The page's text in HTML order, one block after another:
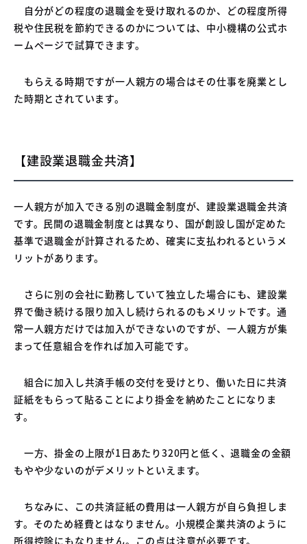
自分がどの程度の退職金を受け取れるのか、どの程度所得
税や住民税を節約できるのかについては、中小機構の公式ホ
ームページで試算できます。
もらえる時期ですが一人親方の場合はその仕事を廃業とし
た時期とされています。
【建設業退職金共済】
一人親方が加入できる別の退職金制度が、建設業退職金共済
です。民間の退職金制度とは異なり、国が創設し国が定めた
基準で退職金が計算されるため、確実に支払われるというメ
リットがあります。
さらに別の会社に勤務していて独立した場合にも、建設業
界で働き続ける限り加入し続けられるのもメリットです。通
常一人親方だけでは加入ができないのですが、一人親方が集
まって任意組合を作れば加入可能です。
組合に加入し共済手帳の交付を受けとり、働いた日に共済
証紙をもらって貼ることにより掛金を納めたことになりま
す。
一方、掛金の上限が1日あたり320円と低く、退職金の金額
もやや少ないのがデメリットといえます。
ちなみに、この共済証紙の費用は一人親方が自ら負担しま
す。そのため経費とはなりません。小規模企業共済のように
所得控除にもなりません。この点は注意が必要です。